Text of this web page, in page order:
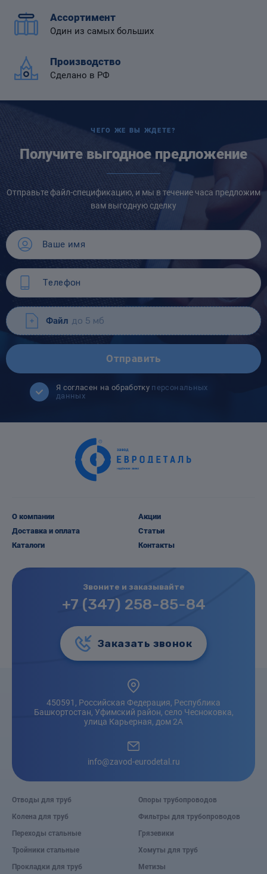
Ассортимент
Один из самых больших
Производство
Сделано в РФ
ЧЕГО ЖЕ ВЫ ЖДЕТЕ?
Получите выгодное предложение
Отправьте файл-спецификацию, и мы в течение часа предложим
вам выгодную сделку
Файл до 5 мб
Отправить
Я согласен на обработку персональных
данных
О компании
Доставка и оплата
Каталоги
Акции
Статьи
Контакты
Звоните и заказывайте
+7 (347) 258-85-84
Заказать звонок
450591, Российская Федерация, Республика
Башкортостан, Уфимский район, село Чесноковка,
улица Карьерная, дом 2А
info@zavod-eurodetal.ru
Отводы для труб
Колена для труб
Переходы стальные
Тройники стальные
Прокладки для труб
Опоры трубопроводов
Фильтры для трубопроводов
Грязевики
Хомуты для труб
Метизы